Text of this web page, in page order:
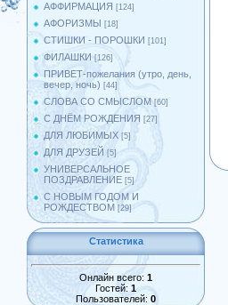
АФФИРМАЦИЯ [124]
АФОРИЗМЫ [18]
СТИШКИ - ПОРОШКИ [101]
ФИЛАШКИ [126]
ПРИВЕТ-пожелания (утро, день,
вечер, ночь) [44]
СЛОВА СО СМЫСЛОМ [60]
С ДНЁМ РОЖДЕНИЯ [27]
ДЛЯ ЛЮБИМЫХ [5]
ДЛЯ ДРУЗЕЙ [5]
УНИВЕРСАЛЬНОЕ
ПОЗДРАВЛЕНИЕ [5]
С НОВЫМ ГОДОМ И
РОЖДЕСТВОМ [29]
Статистика
Онлайн всего: 1
Гостей: 1
Пользователей: 0